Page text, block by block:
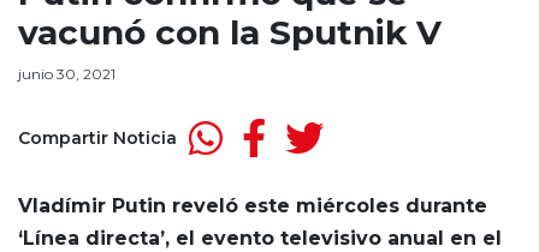
vacunó con la Sputnik V
junio 30, 2021
Compartir Noticia
Vladímir Putin reveló este miércoles durante
‘Línea directa’, el evento televisivo anual en el